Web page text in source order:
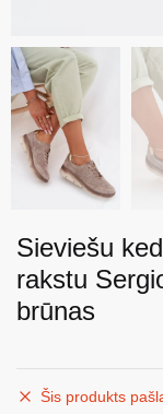
Sieviešu
rakstu
brūnas
Šis produkts